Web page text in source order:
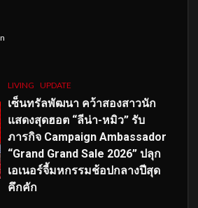
LIVING UPDATE
เซ็นทรัลพัฒนา คว้าสองสาวนัก
แสดงสุดฮอต “ลีน่า-หมิว” รับ
ภารกิจ Campaign Ambassador
“Grand Grand Sale 2026” ปลุก
เอเนอร์จี้มหกรรมช้อปกลางปีสุด
คึกคัก